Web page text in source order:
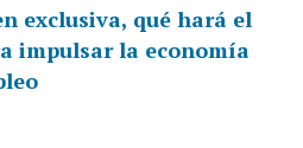
exclusiva, qué hará el
impulsar la economía